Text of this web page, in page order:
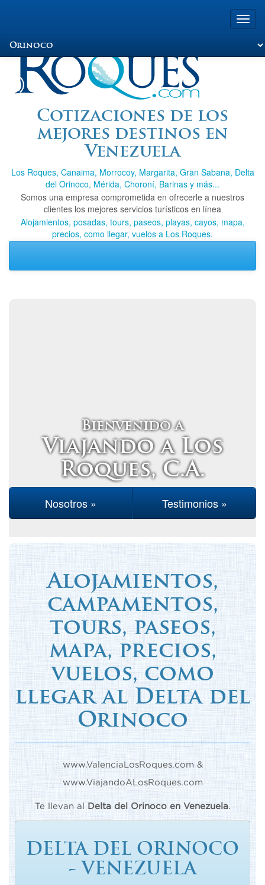
Viajando a Los
Roques.com
Cotizaciones de los
mejores destinos en
Venezuela
Los Roques, Canaima, Morrocoy, Margarita, Gran Sabana, Delta
del Orinoco, Mérida, Choroní, Barinas y más...
Somos una empresa comprometida en ofrecerle a nuestros
clientes los mejores servicios turísticos en línea
Alojamientos, posadas, tours, paseos, playas, cayos, mapa,
precios, como llegar, vuelos a Los Roques.
Bienvenido a
Viajando a Los
Roques, C.A.
Nosotros » Testimonios »
Alojamientos,
campamentos,
tours, paseos,
mapa, precios,
vuelos, como
llegar al Delta del
Orinoco
www.ValenciaLosRoques.com &
www.ViajandoALosRoques.com
Te llevan al Delta del Orinoco en Venezuela.
DELTA DEL ORINOCO
- VENEZUELA